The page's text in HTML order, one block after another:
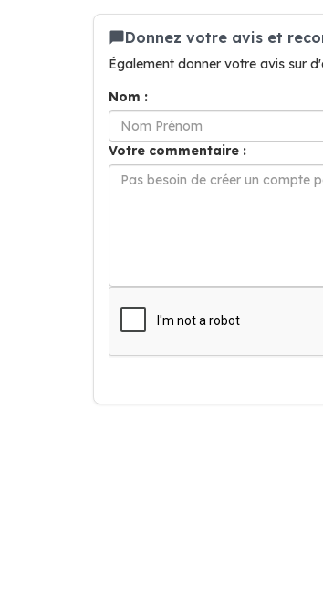
Donnez votre avis et
Également donner votre avis sur
Nom :
Votre commentaire :